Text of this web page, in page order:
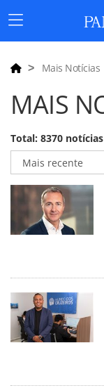
Menu
Principal
Mais Notícias
MAIS
Total: 8370 notícias